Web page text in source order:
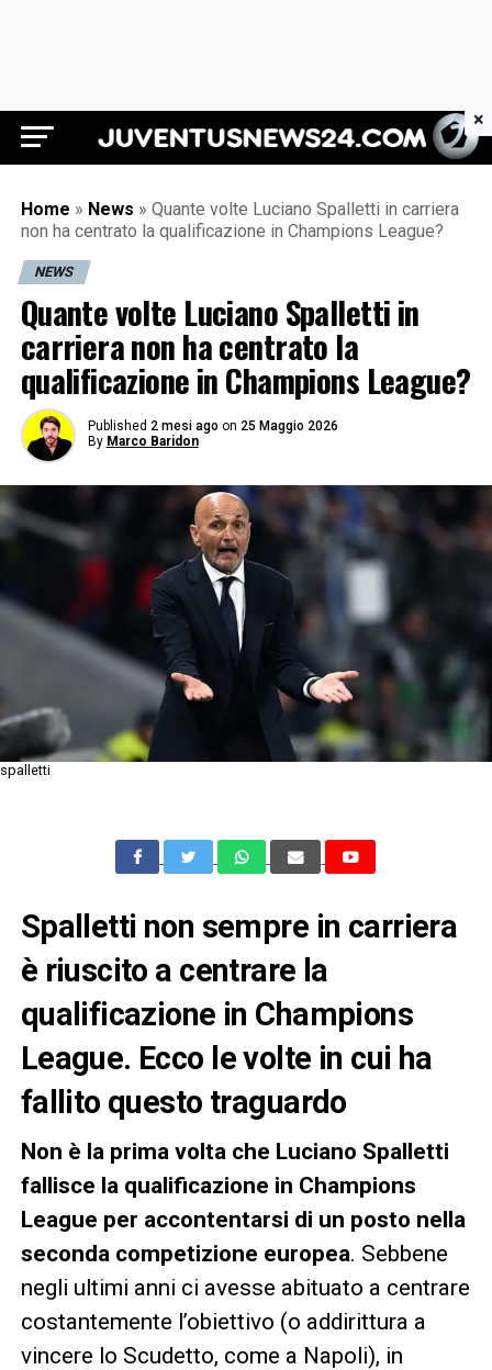
Juventus News 24
Home » News » Quante volte Luciano Spalletti in carriera
non ha centrato la qualificazione in Champions League?
NEWS
Quante volte Luciano Spalletti in
carriera non ha centrato la
qualificazione in Champions League?
Published 2 mesi ago on 25 Maggio 2026
By Marco Baridon
spalletti
Spalletti non sempre in carriera
è riuscito a centrare la
qualificazione in Champions
League. Ecco le volte in cui ha
fallito questo traguardo
Non è la prima volta che Luciano Spalletti
fallisce la qualificazione in Champions
League per accontentarsi di un posto nella
seconda competizione europea. Sebbene
negli ultimi anni ci avesse abituato a centrare
costantemente l’obiettivo (o addirittura a
vincere lo Scudetto, come a Napoli), in
×